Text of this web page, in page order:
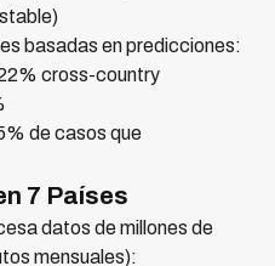
basadas en predicciones:
cross-country
de casos que
7 Países
datos de millones de
mensuales):